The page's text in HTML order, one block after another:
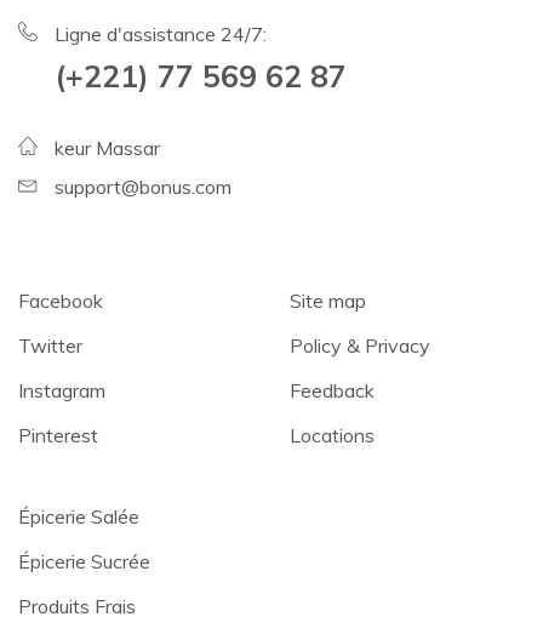
Ligne d'assistance 24/7:
(+221) 77 569 62 87
keur Massar
support@bonus.com
Facebook
Twitter
Instagram
Pinterest
Site map
Policy & Privacy
Feedback
Locations
Épicerie Salée
Épicerie Sucrée
Produits Frais